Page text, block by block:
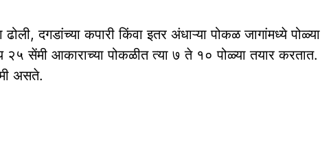
ढोली, दगडांच्या कपारी किंवा इतर अंधाऱ्या पोकळ जागांमध्ये पोळ्या
२५ सेंमी आकाराच्या पोकळीत त्या ७ ते १० पोळ्या तयार करतात.
असते.